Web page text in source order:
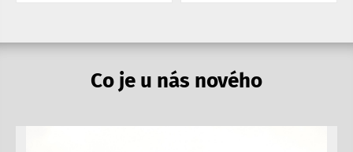
Co je u nás nového